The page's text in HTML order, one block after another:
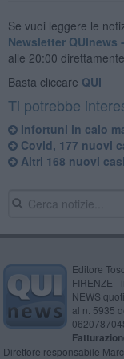
Se vuoi leggere le
Newsletter QUInews
alle 20:00
Basta cliccare QUI
Ti potrebbe
Infortuni in calo
Covid, 177 nuovi
Altri 168 nuovi
Editore
FIRENZE -
NEWS
al n. 5935
Direttore responsabile